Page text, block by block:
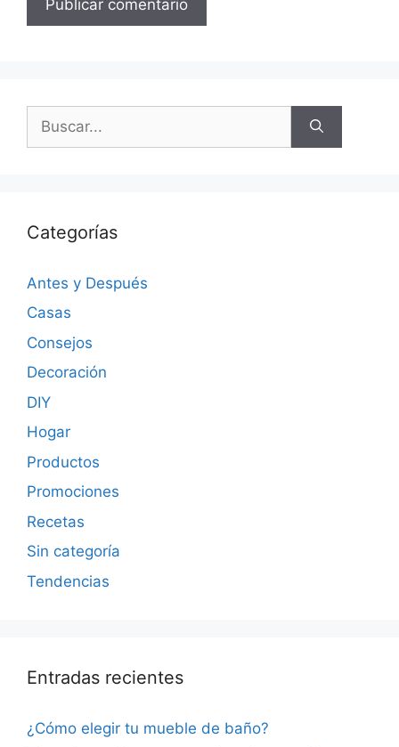
Categorías
Antes y Después
Casas
Consejos
Decoración
DIY
Hogar
Productos
Promociones
Recetas
Sin categoría
Tendencias
Entradas recientes
¿Cómo elegir tu mueble de baño?